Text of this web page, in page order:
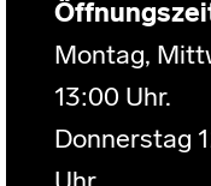
Montag,
13:00 Uhr.
Donnerstag